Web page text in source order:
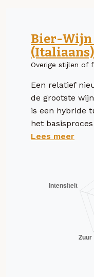
Bier-Wijn
(Italiaans)
Overige stijlen of
Een relatief
de grootste
is een hybride
het
Lees meer